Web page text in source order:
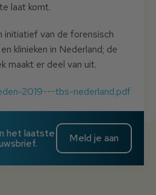
laat komt.
initiatief van de forensisch
klinieken in Nederland; de
maakt er deel van uit.
2019---tbs-nederland.pdf
het laatste
Meld je aan